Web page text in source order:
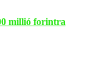
millió forintra